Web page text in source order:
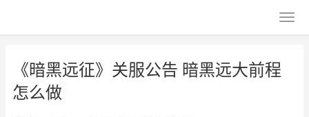
《暗黑远征》关服公告 暗黑远大前程
怎么做